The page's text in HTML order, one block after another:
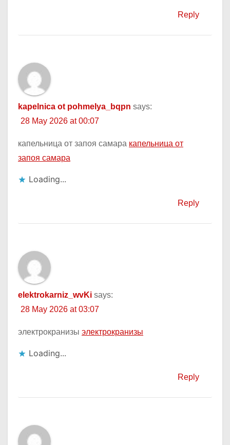
Reply
kapelnica ot pohmelya_bqpn says:
28 May 2026 at 00:07
капельница от запоя самара капельница от
запоя самара
Loading...
Reply
elektrokarniz_wvKi says:
28 May 2026 at 03:07
электрокранизы электрокранизы
Loading...
Reply